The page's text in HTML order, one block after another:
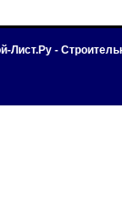
Лист.Ру -